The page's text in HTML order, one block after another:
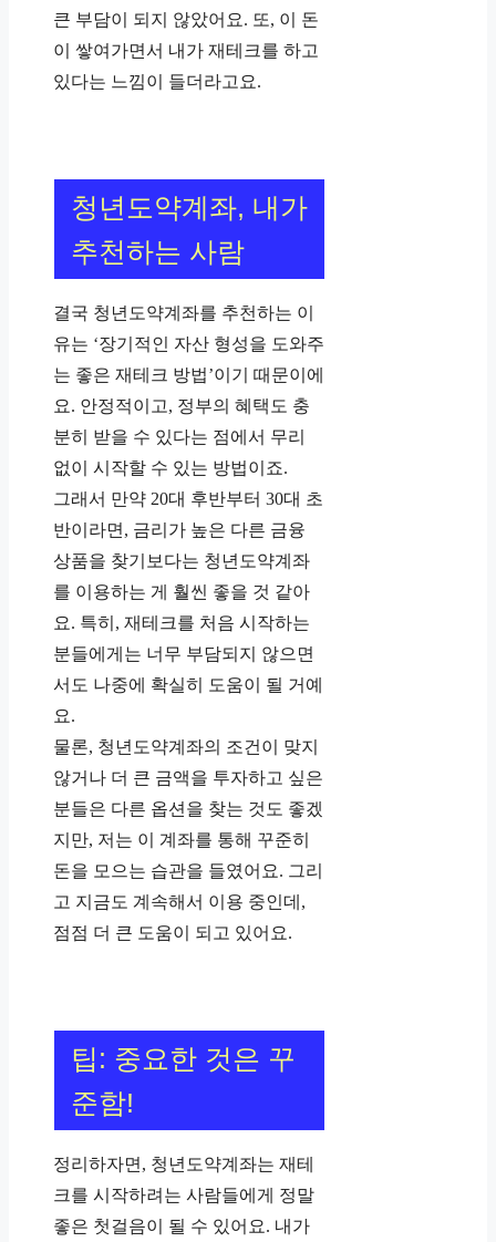
큰 부담이 되지 않았어요. 또, 이 돈
이 쌓여가면서 내가 재테크를 하고
있다는 느낌이 들더라고요.
청년도약계좌, 내가
추천하는 사람
결국 청년도약계좌를 추천하는 이
유는 ‘장기적인 자산 형성을 도와주
는 좋은 재테크 방법’이기 때문이에
요. 안정적이고, 정부의 혜택도 충
분히 받을 수 있다는 점에서 무리
없이 시작할 수 있는 방법이죠.
그래서 만약 20대 후반부터 30대 초
반이라면, 금리가 높은 다른 금융
상품을 찾기보다는 청년도약계좌
를 이용하는 게 훨씬 좋을 것 같아
요. 특히, 재테크를 처음 시작하는
분들에게는 너무 부담되지 않으면
서도 나중에 확실히 도움이 될 거예
요.
물론, 청년도약계좌의 조건이 맞지
않거나 더 큰 금액을 투자하고 싶은
분들은 다른 옵션을 찾는 것도 좋겠
지만, 저는 이 계좌를 통해 꾸준히
돈을 모으는 습관을 들였어요. 그리
고 지금도 계속해서 이용 중인데,
점점 더 큰 도움이 되고 있어요.
팁: 중요한 것은 꾸
준함!
정리하자면, 청년도약계좌는 재테
크를 시작하려는 사람들에게 정말
좋은 첫걸음이 될 수 있어요. 내가